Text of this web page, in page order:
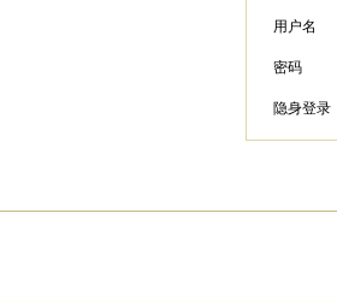
用户名
密码
隐身登录